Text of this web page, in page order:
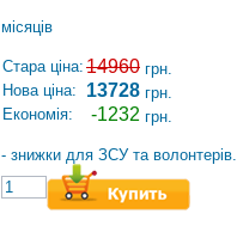
місяців
Стара ціна: 14960 грн.
Нова ціна:
13728 грн.
Економія:
-1232 грн.
- знижки для ЗСУ та волонтерів.